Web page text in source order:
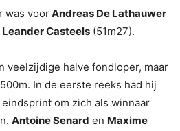
was voorAndreas De Lathauwer
Leander Casteels (51m27).
veelzijdige halve fondloper, maar
In de eerste reeks had hij
om zich als winnaar
Antoine Senard en Maxime